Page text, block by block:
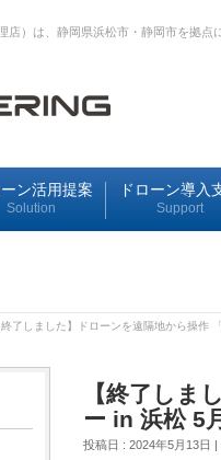
店）は、静岡県浜松市・静岡市を拠
ーン活用提案
Solution
ドローン導入
Support
終了しました】ドローンを遠隔地から操作
【終了しま
ー in 浜松 5
投稿日 : 2024年5月13日